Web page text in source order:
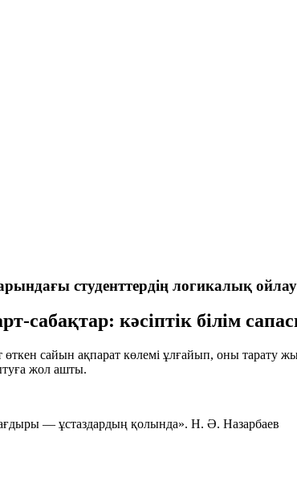
студенттердің логикалық ойлау
сабақтар: кәсіптік білім
сайын ақпарат көлемі ұлғайып, оны тарату
жол ашты.
— ұстаздардың қолында». Н. Ә. Назарбаев